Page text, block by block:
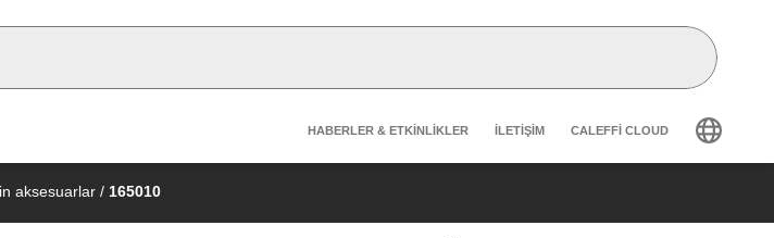
Header secondary navigation
HABERLER & ETKINLIKLER İLETIŞIM CALEFFI CLOUD
aksesuarlar / 165010